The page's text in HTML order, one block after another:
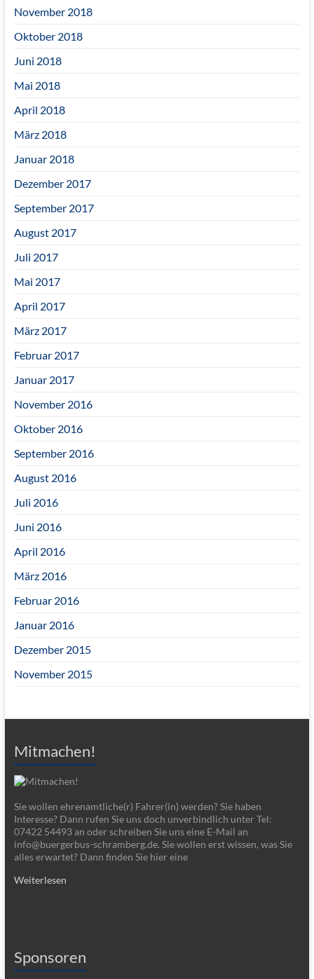
November 2018
Oktober 2018
Juni 2018
Mai 2018
April 2018
März 2018
Januar 2018
Dezember 2017
September 2017
August 2017
Juli 2017
Mai 2017
April 2017
März 2017
Februar 2017
Januar 2017
November 2016
Oktober 2016
September 2016
August 2016
Juli 2016
Juni 2016
April 2016
März 2016
Februar 2016
Januar 2016
Dezember 2015
November 2015
Mitmachen!
Sie wollen ehrenamtliche(r) Fahrer(in) werden? Sie haben
Interesse? Dann rufen Sie uns doch unverbindlich unter Tel:
07422 54493 an oder schreiben Sie uns eine E-Mail an
info@buergerbus-schramberg.de. Sie wollen erst wissen, was Sie
alles erwartet? Dann finden Sie hier eine
Weiterlesen
Sponsoren